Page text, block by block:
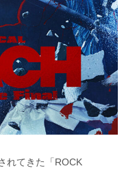
れてきた「ROCK